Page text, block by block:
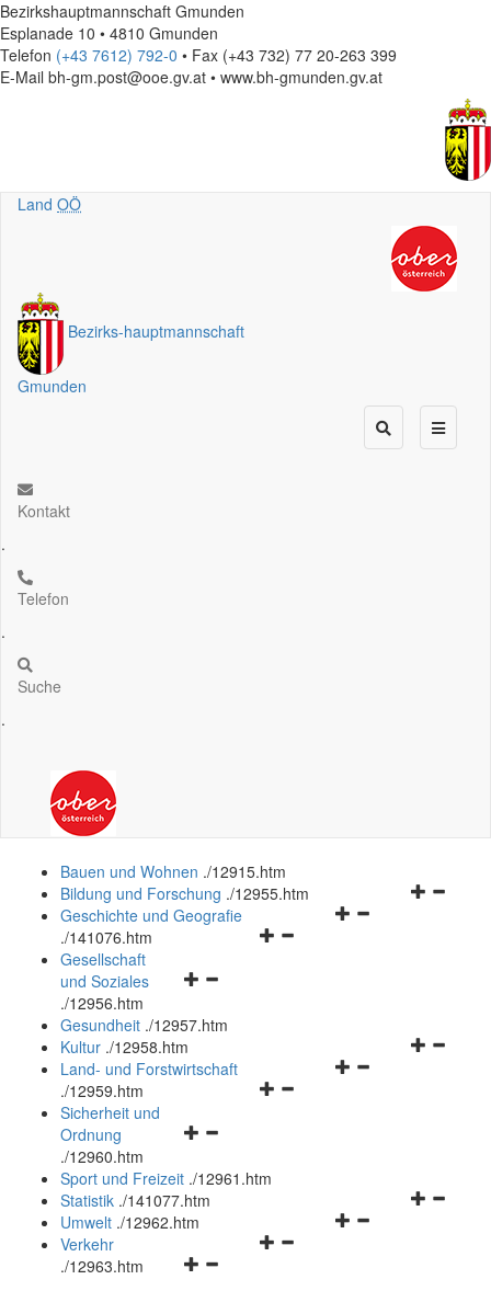
Bezirkshauptmannschaft Gmunden
Esplanade 10 • 4810 Gmunden
Telefon (+43 7612) 792-0 • Fax (+43 732) 77 20-263 399
E-Mail bh-gm.post@ooe.gv.at • www.bh-gmunden.gv.at
Land OÖ
Bezirks-hauptmannschaft
Gmunden
Kontakt
.
Telefon
.
Suche
.
Bauen und Wohnen ./12915.htm
Navigationsmenü
Bildung und Forschung ./12955.htm
Navigationsmenü
Geschichte und Geografie
./141076.htm
Navigationsmenü
und
schließen
Gesellschaft
und Soziales
./12956.htm
Gesundheit ./12957.htm
Navigationsmenü
Kultur ./12958.htm
Navigationsmenü
Land- und Forstwirtschaft
./12959.htm
Navigationsmenü
und
schließen
Sicherheit und
Ordnung
./12960.htm
Sport und Freizeit ./12961.htm
Navigationsmenü
Statistik ./141077.htm
Navigationsmenü
Umwelt ./12962.htm
Navigationsmenü
Verkehr
./12963.htm